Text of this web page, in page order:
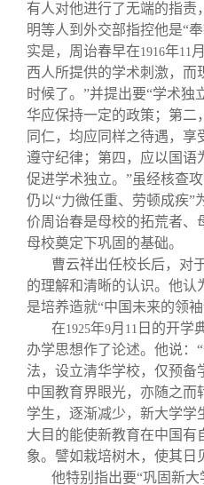
有人对他进行了无端的指责，
明等人到外交部指控他是“
实是，周诒春早在1916年11
西人所提供的学术刺激，而
时候了。”并提出要“学术独
华应保持一定的政策；第二
同仁，均应同样之待遇，
遵守纪律；第四，应以国语
促进学术独立。”虽经核查
仍以“力微任重、劳顿成疾”
价周诒春是母校的拓荒者、
母校奠定下巩固的基础。
曹云祥出任校长后，对
的理解和清晰的认识。他认
是培养造就“中国未来的领袖
在1925年9月 11 日的开学
办学思想作了论述。他说：
法，设立清华学校，仅预备
中国教育界眼光，亦随之
学生，逐渐减少，新大学学
大目的能使新教育在中国有
象。譬如栽培树木，使其日
他特别指出要“巩固新